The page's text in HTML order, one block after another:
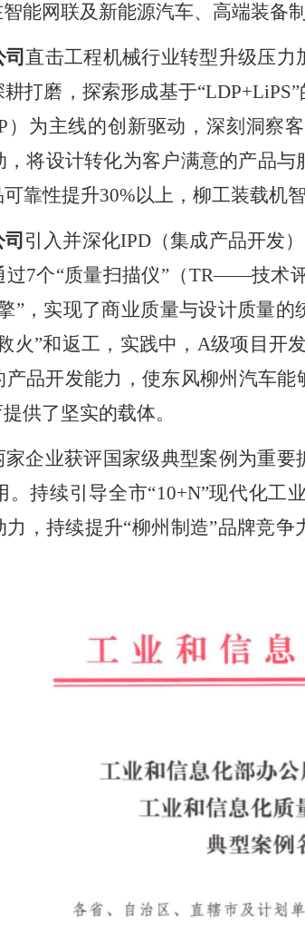
能网联及新能源汽车、高端装备
直击工程机械行业转型升级压
打磨，探索形成基于“LDP+LiPS
）为主线的创新驱动，深刻洞察
，将设计转化为客户满意的产品
靠性提升30%以上，柳工装载机
引入并深化IPD（集成产品开发
过7个“质量扫描仪”（TR——技术
”，实现了商业质量与设计质量
火”和返工，实践中， A级项目开
品开发能力，使东风柳州汽车
供了坚实的载体。
企业获评国家级典型案例为重
。持续引导全市“10+N”现代化工
，持续提升“柳州制造”品牌竞